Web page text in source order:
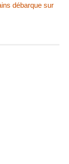
débarque sur